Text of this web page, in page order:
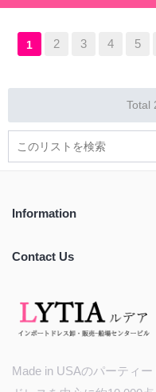
1 2 3 4 5
Total
Made in USAのパーティ
Information
Contact Us